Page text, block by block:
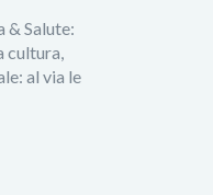
& Salute:
cultura,
al via le